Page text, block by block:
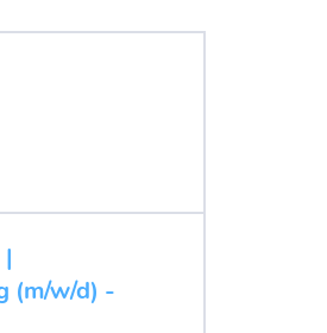
(m/w/d) -